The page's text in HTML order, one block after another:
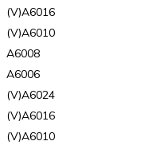
(V)A6016
(V)A6010
A6008
A6006
(V)A6024
(V)A6016
(V)A6010